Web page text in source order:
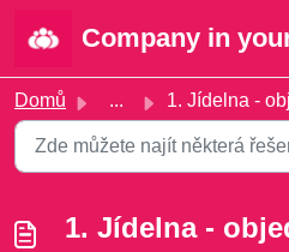
Domů ... 1. Jídelna -
1. Jídelna -